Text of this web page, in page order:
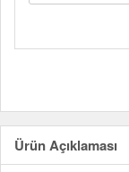
Ürün Açıklaması